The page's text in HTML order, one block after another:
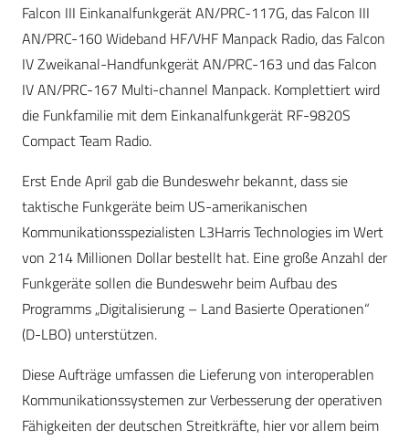
Falcon III Einkanalfunkgerät AN/PRC-117G, das Falcon III
AN/PRC-160 Wideband HF/VHF Manpack Radio, das Falcon
IV Zweikanal-Handfunkgerät AN/PRC-163 und das Falcon
IV AN/PRC-167 Multi-channel Manpack. Komplettiert wird
die Funkfamilie mit dem Einkanalfunkgerät RF-9820S
Compact Team Radio.
Erst Ende April gab die Bundeswehr bekannt, dass sie
taktische Funkgeräte beim US-amerikanischen
Kommunikationsspezialisten L3Harris Technologies im Wert
von 214 Millionen Dollar bestellt hat. Eine große Anzahl der
Funkgeräte sollen die Bundeswehr beim Aufbau des
Programms „Digitalisierung – Land Basierte Operationen“
(D-LBO) unterstützen.
Diese Aufträge umfassen die Lieferung von interoperablen
Kommunikationssystemen zur Verbesserung der operativen
Fähigkeiten der deutschen Streitkräfte, hier vor allem beim